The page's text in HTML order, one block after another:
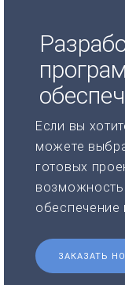
Если вы
можете
готовых
обеспечение
ЗАКАЗАТЬ